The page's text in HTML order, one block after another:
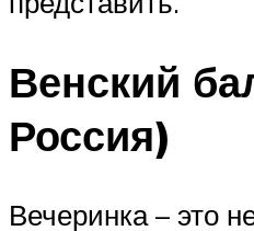
Венский
Россия)
Вечеринка – это